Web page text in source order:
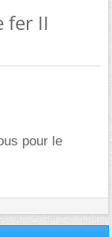
fer II
pour le